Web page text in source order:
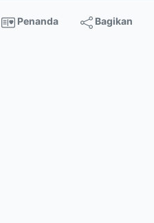
Penanda Bagikan